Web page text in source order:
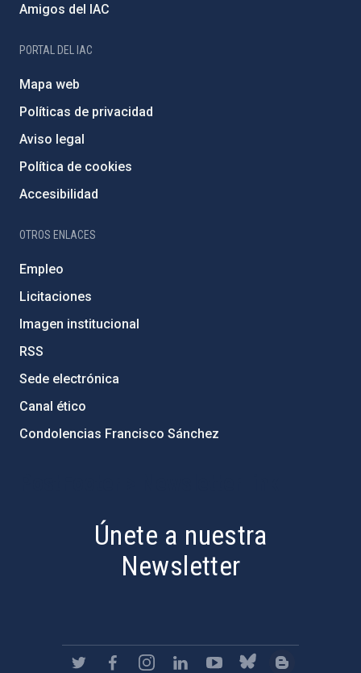
Amigos del IAC
PORTAL DEL IAC
Mapa web
Políticas de privacidad
Aviso legal
Política de cookies
Accesibilidad
OTROS ENLACES
Empleo
Licitaciones
Imagen institucional
RSS
Sede electrónica
Canal ético
Condolencias Francisco Sánchez
Únete a nuestra
Newsletter